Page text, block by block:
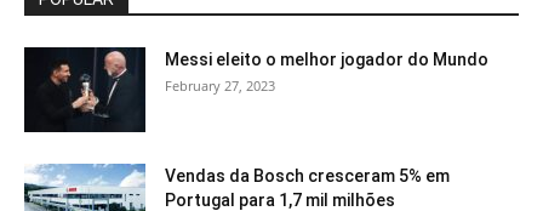
Messi eleito o melhor jogador do Mundo
February 27, 2023
Vendas da Bosch cresceram 5% em
Portugal para 1,7 mil milhões